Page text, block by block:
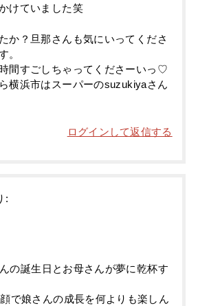
けていました笑
か？旦那さんも気にいってくださ
。
間すごしちゃってくださーいっ♡
横浜市はスーパーのsuzukiyaさん
ログインして返信する
:
の誕生日とお母さんが夢に乾杯す
で娘さんの成長を何よりも楽しん